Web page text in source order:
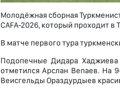
Молодёжная сборная
CAFA-2026, который проходит в
В матче первого тура
Подопечные Дидара
отметился Арслан Вепаев. На
Веисгельды Ораздурдыев